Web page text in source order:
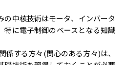
の中核技術はモータ、インバータ
特に電子制御のベースとなる知識
係する方々(関心のある方々)は、